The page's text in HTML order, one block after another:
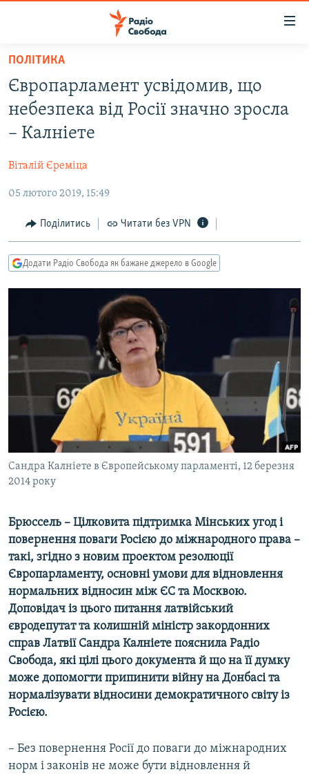
Перейти
основного
матеріалу
Перейти
основної
Перейти
пошуку
ВСЕ ЗА ДОБУ
СТАТТІ
ЕКОНОМІКА
СУСПІЛЬСТВО
КУЛЬТУРА
УКРАЇНА
РОСІЙСЬКА «ФІЛЬТРАЦІЯ»
ДОНБАС.РЕАЛІЇ
КРИМ.РЕАЛІЇ
СХЕМИ
ФОТО
СПЕЦПРОЄКТИ
ПОДКАСТИ
КРИМ РЕАЛІЇ
РУС
УКР
ДОЛУЧАЙСЯ!
Усі сайти RFE/RL
ПОЛІТИКА
Європарламент усвідомив, що
небезпека від Росії значно зросла
– Калніете
Віталій Єреміца
05 лютого 2019, 15:49
Поділитись Читати без VPN
Додати Радіо Свобода як бажане джерело в Google
Сандра Калніете в Європейському парламенті, 12 березня
2014 року
Брюссель – Цілковита підтримка Мінських угод і
повернення поваги Росією до міжнародного права –
такі, згідно з новим проектом резолюції
Європарламенту, основні умови для відновлення
нормальних відносин між ЄС та Москвою.
Доповідач із цього питання латвійський
євродепутат та колишній міністр закордонних
справ Латвії Сандра Калніете пояснила Радіо
Свобода, які цілі цього документа й що на її думку
може допомогти припинити війну на Донбасі та
нормалізувати відносини демократичного світу із
Росією.
– Без повернення Росії до поваги до міжнародних
норм і законів не може бути відновлення й